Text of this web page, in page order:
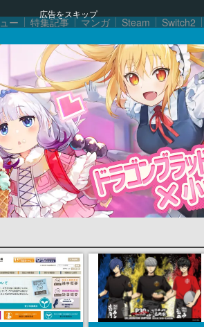
広告をスキップ
ー 特集記事 マンガ Steam Switch2